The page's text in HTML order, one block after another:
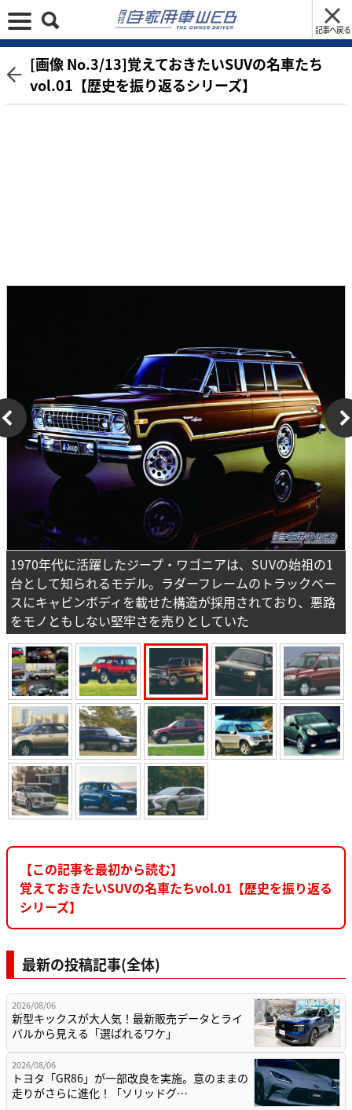
記事へ戻る
[画像 No.3/13]覚えておきたいSUVの名車たち
vol.01【歴史を振り返るシリーズ】
1970年代に活躍したジープ・ワゴニアは、SUVの始祖の1
台として知られるモデル。ラダーフレームのトラックベー
スにキャビンボディを載せた構造が採用されており、悪路
をモノともしない堅牢さを売りとしていた
【この記事を最初から読む】
覚えておきたいSUVの名車たちvol.01【歴史を振り返る
シリーズ】
最新の投稿記事(全体)
2026/08/06
新型キックスが大人気！最新販売データとライ
バルから見える「選ばれるワケ」
2026/08/06
トヨタ「GR86」が一部改良を実施。意のままの
走りがさらに進化！「ソリッドグ…